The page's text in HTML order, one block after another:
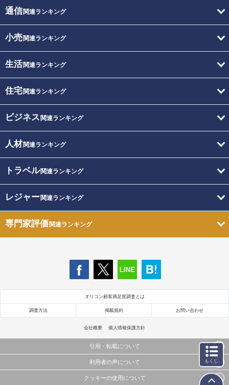
通信関連ランキング
小売関連ランキング
生活関連ランキング
住宅関連ランキング
ビジネス 関連ランキング
人材関連ランキング
トラベル関連ランキング
レジャー関連ランキング
専門家評価関連ランキング
オリコン顧客満足度調査とは
調査方法 掲載規約 お問い合わせ
会社概要 個人情報保護方針
引用・転載について
当サイトで公開されている情報（文字、写真、イラスト、画像データ等）及びこれらの配置・
これらの情報を権利者の許可なく無断転載・複製などの二次利用を行うことは固く禁じており
利用者の声について
当サイトに掲載している内容はすべてサービスの利用者が提出された見解・感想です。
クッキーの使用について
もくじ